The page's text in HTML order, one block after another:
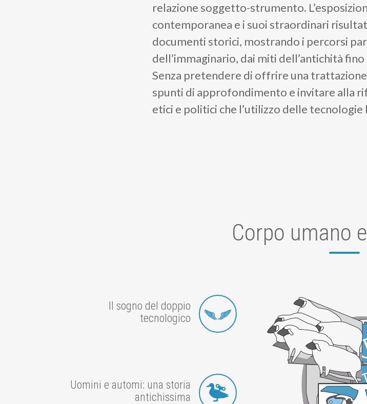
relazione soggetto-strumento.
contemporanea e i suoi straordinari
documenti storici, mostrando i percorsi
dell’immaginario, dai miti dell’antichità
Senza pretendere di offrire una
spunti di approfondimento e invitare alla
etici e politici che l’utilizzo delle
Corpo umano
Il sogno del doppio
tecnologico
Uomini e automi: una storia
antichissima